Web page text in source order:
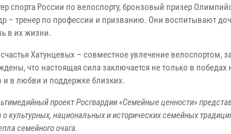
спорта России по велоспорту, бронзовый призер
– тренер по профессии и призванию. Они воспитывают
в их жизни.
Хатунцевых – совместное увлечение велоспортом,
что настоящая сила заключается не только в победах
и в любви и поддержке близких.
проект Росгвардии «Семейные ценности»
культурных, национальных и исторических семейных
семейного очага.